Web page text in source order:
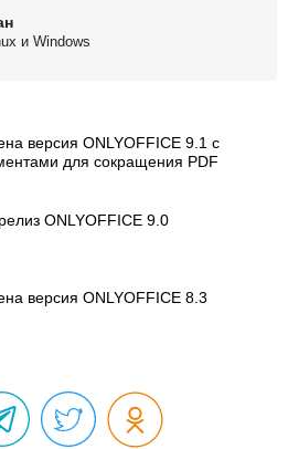
и Windows
версия ONLYOFFICE 9.1 с
для сокращения PDF
ONLYOFFICE 9.0
версия ONLYOFFICE 8.3